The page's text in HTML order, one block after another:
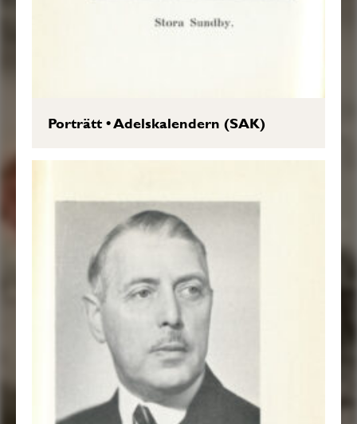
Porträtt•Adelskalendern (SAK)